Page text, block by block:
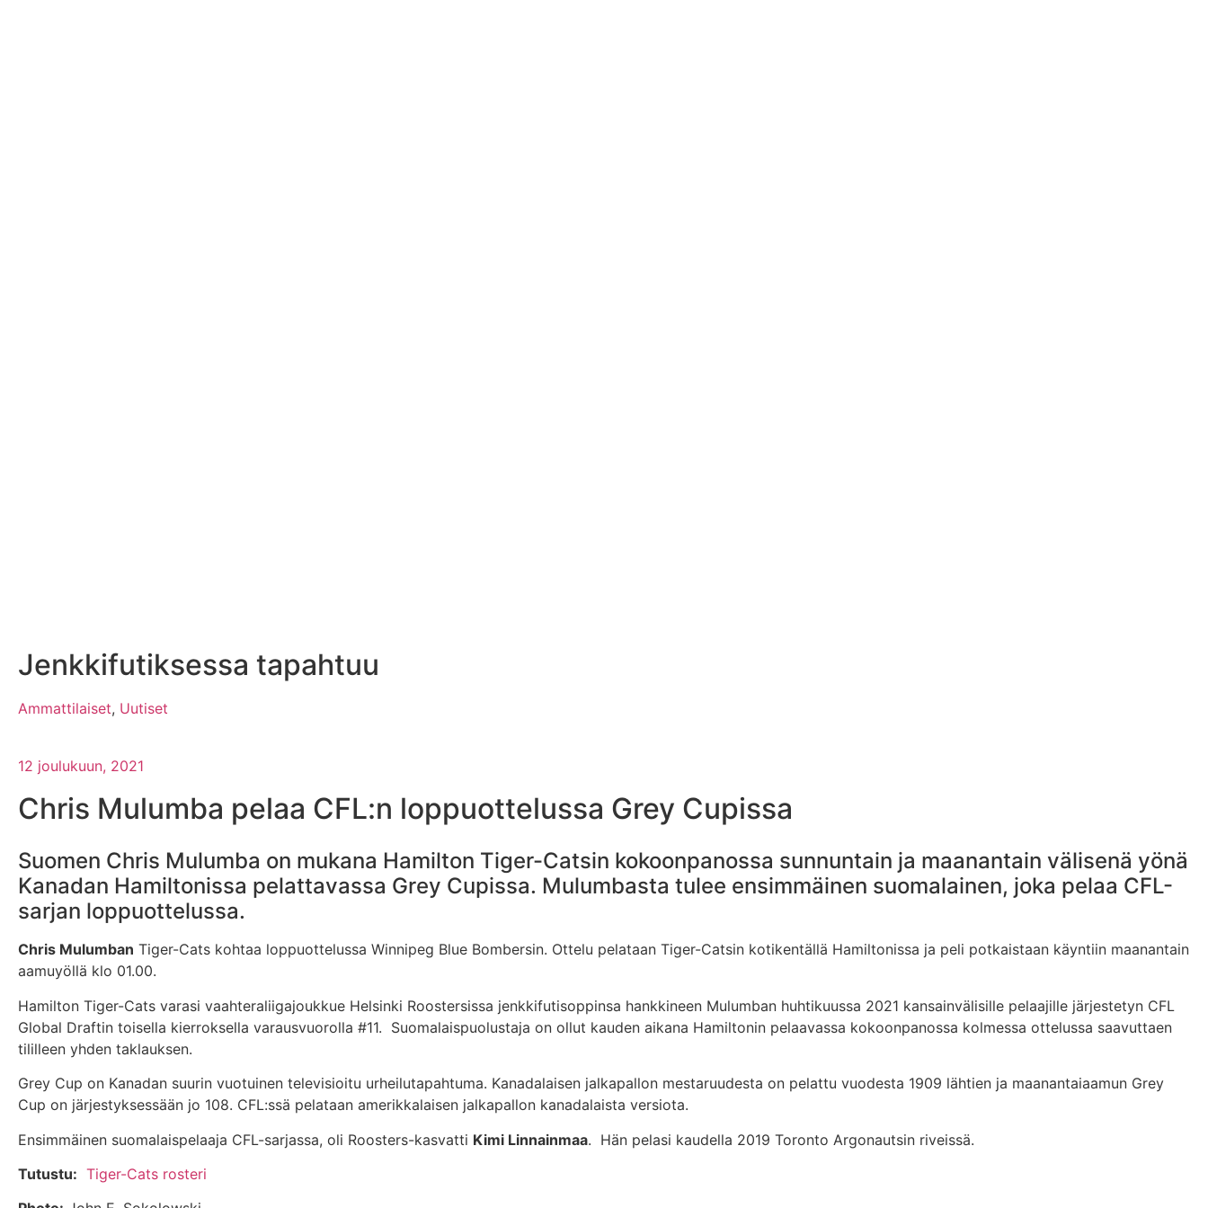
Jenkkifutiksessa tapahtuu
Ammattilaiset, Uutiset
12 joulukuun, 2021
Chris Mulumba pelaa CFL:n loppuottelussa Grey Cupissa
Suomen Chris Mulumba on mukana Hamilton Tiger-Catsin kokoonpanossa sunnuntain ja maanantain välisenä yönä
Kanadan Hamiltonissa pelattavassa Grey Cupissa. Mulumbasta tulee ensimmäinen suomalainen, joka pelaa CFL-
sarjan loppuottelussa.
Chris Mulumban Tiger-Cats kohtaa loppuottelussa Winnipeg Blue Bombersin. Ottelu pelataan Tiger-Catsin kotikentällä Hamiltonissa ja peli potkaistaan käyntiin maanantain
aamuyöllä klo 01.00.
Hamilton Tiger-Cats varasi vaahteraliigajoukkue Helsinki Roostersissa jenkkifutisoppinsa hankkineen Mulumban huhtikuussa 2021 kansainvälisille pelaajille järjestetyn CFL
Global Draftin toisella kierroksella varausvuorolla #11. Suomalaispuolustaja on ollut kauden aikana Hamiltonin pelaavassa kokoonpanossa kolmessa ottelussa saavuttaen
tililleen yhden taklauksen.
Grey Cup on Kanadan suurin vuotuinen televisioitu urheilutapahtuma. Kanadalaisen jalkapallon mestaruudesta on pelattu vuodesta 1909 lähtien ja maanantaiaamun Grey
Cup on järjestyksessään jo 108. CFL:ssä pelataan amerikkalaisen jalkapallon kanadalaista versiota.
Ensimmäinen suomalaispelaaja CFL-sarjassa, oli Roosters-kasvatti Kimi Linnainmaa. Hän pelasi kaudella 2019 Toronto Argonautsin riveissä.
Tutustu: Tiger-Cats rosteri